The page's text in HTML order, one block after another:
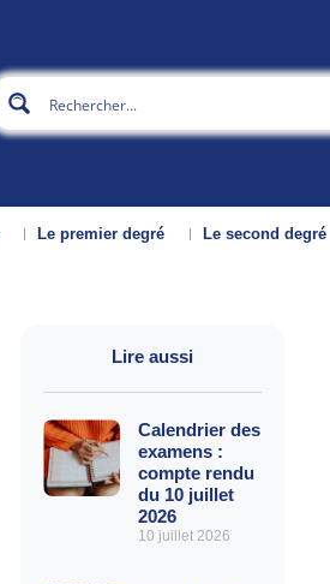
Le premier degré Le second degré
Lire aussi
Calendrier des
examens :
compte rendu
du 10 juillet
2026
10 juillet 2026